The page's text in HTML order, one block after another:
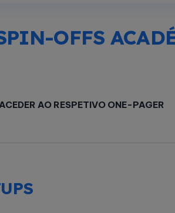
OFFS
AO RESPETIVO ONE-PAGER